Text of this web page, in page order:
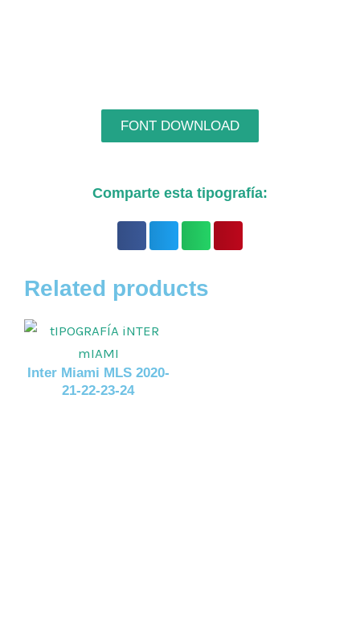
FONT DOWNLOAD
Comparte esta tipografía:
Related products
Inter Miami MLS 2020-
21-22-23-24